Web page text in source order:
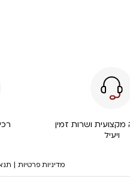
ושרות זמין
ויעיל
מדיניות פרטיות |